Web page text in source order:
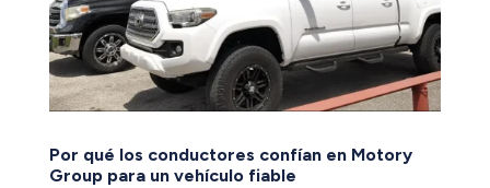
Por qué los conductores confían en Motory
Group para un vehículo fiable